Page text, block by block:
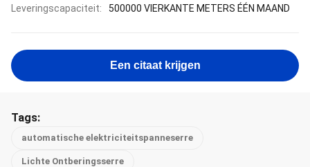
Leveringscapaciteit: 500000 VIERKANTE METERS ÉÉN MAAND
Een citaat krijgen
Tags:
automatische elektriciteitspanneserre
Lichte Ontberingsserre